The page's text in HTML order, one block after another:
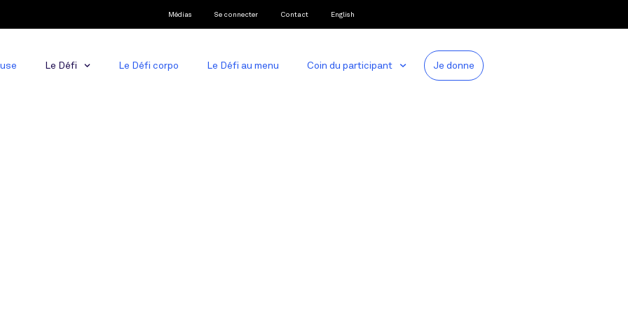
Médias Se connecter Contact English
Le Défi Le Défi corpo Le Défi au menu Coin du participant Je donne